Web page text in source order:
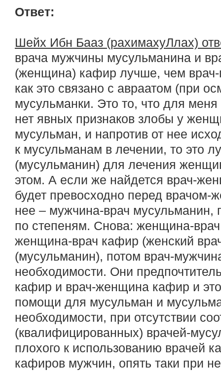
Ответ:
Шейх Ибн Бааз (рахимахуЛлах)
врача мужчины мусульманина и
(женщина) кафир лучше, чем
как это связано с авраатом (при
мусульманки. Это то, что для
нет явных признаков злобы у
мусульман, и напротив от нее
к мусульманам в лечении, то это
(мусульманин) для лечения
этом. А если же найдется врач-
будет превосходно перед
нее – мужчина-врач
по степеням. Снова: женщина-
женщина-врач кафир (женский
(мусульманин), потом врач-
необходимости. Они
кафир и врач-женщина кафир и
помощи для мусульман и
необходимости, при отсутствии
(квалифицированных) врачей-
плохого к использованию врачей
кафиров мужчин, опять таки при